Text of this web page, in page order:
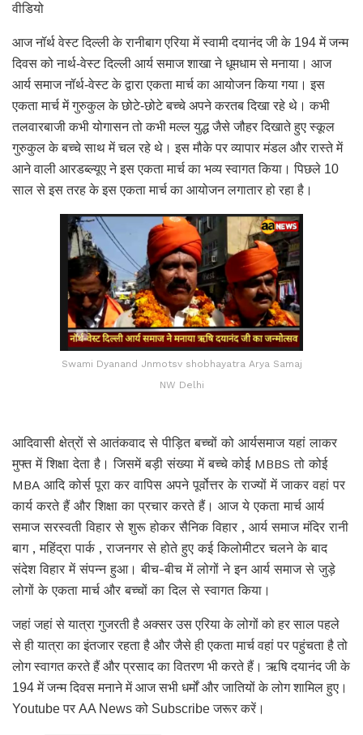
वीडियो
आज नॉर्थ वेस्ट दिल्ली के रानीबाग एरिया में स्वामी दयानंद जी के 194 में जन्म
दिवस को नार्थ-वेस्ट दिल्ली आर्य समाज शाखा ने धूमधाम से मनाया। आज
आर्य समाज नॉर्थ-वेस्ट के द्वारा एकता मार्च का आयोजन किया गया। इस
एकता मार्च में गुरुकुल के छोटे-छोटे बच्चे अपने करतब दिखा रहे थे। कभी
तलवारबाजी कभी योगासन तो कभी मल्ल युद्ध जैसे जौहर दिखाते हुए स्कूल
गुरुकुल के बच्चे साथ में चल रहे थे। इस मौके पर व्यापार मंडल और रास्ते में
आने वाली आरडब्ल्यूए ने इस एकता मार्च का भव्य स्वागत किया। पिछले 10
साल से इस तरह के इस एकता मार्च का आयोजन लगातार हो रहा है।
Swami Dyanand Jnmotsv shobhayatra Arya Samaj
NW Delhi
आदिवासी क्षेत्रों से आतंकवाद से पीड़ित बच्चों को आर्यसमाज यहां लाकर
मुफ्त में शिक्षा देता है। जिसमें बड़ी संख्या में बच्चे कोई MBBS तो कोई
MBA आदि कोर्स पूरा कर वापिस अपने पूर्वोत्तर के राज्यों में जाकर वहां पर
कार्य करते हैं और शिक्षा का प्रचार करते हैं। आज ये एकता मार्च आर्य
समाज सरस्वती विहार से शुरू होकर सैनिक विहार , आर्य समाज मंदिर रानी
बाग , महिंद्रा पार्क , राजनगर से होते हुए कई किलोमीटर चलने के बाद
संदेश विहार में संपन्न हुआ। बीच-बीच में लोगों ने इन आर्य समाज से जुड़े
लोगों के एकता मार्च और बच्चों का दिल से स्वागत किया।
जहां जहां से यात्रा गुजरती है अक्सर उस एरिया के लोगों को हर साल पहले
से ही यात्रा का इंतजार रहता है और जैसे ही एकता मार्च वहां पर पहुंचता है तो
लोग स्वागत करते हैं और प्रसाद का वितरण भी करते हैं। ऋषि दयानंद जी के
194 में जन्म दिवस मनाने में आज सभी धर्मों और जातियों के लोग शामिल हुए।
Youtube पर AA News को Subscribe जरूर करें।